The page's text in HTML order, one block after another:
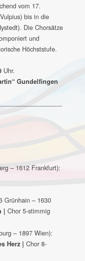
vom 17.
bis in die
Die Chorsätze
und
Höchststufe.
Uhr.
Gundelfingen
– 1612 Frankfurt):
Grünhain – 1630
| Chor 5-stimmig
– 1897 Wien):
Herz | Chor 8-